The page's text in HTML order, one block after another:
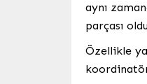
aynı
parçası
Özellikle